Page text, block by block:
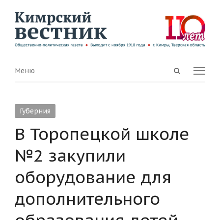
Open
Menu
Меню
Губерния
В Торопецкой школе
№2 закупили
оборудование для
дополнительного